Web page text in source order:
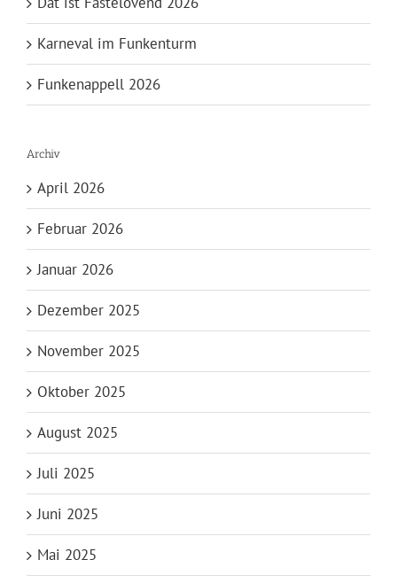
Karneval im Funkenturm
Funkenappell 2026
Archiv
April 2026
Februar 2026
Januar 2026
Dezember 2025
November 2025
Oktober 2025
August 2025
Juli 2025
Juni 2025
Mai 2025